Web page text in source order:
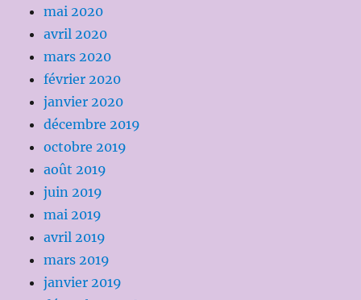
mai 2020
avril 2020
mars 2020
février 2020
janvier 2020
décembre 2019
octobre 2019
août 2019
juin 2019
mai 2019
avril 2019
mars 2019
janvier 2019